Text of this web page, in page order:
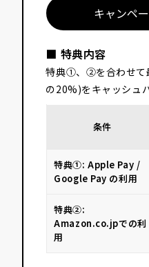
キャンペー
■ 特典内容
特典①、②を合わせて
の20%)をキャッシュ
条件
特典①: Apple Pay /
Google Pay の利用
特典②:
Amazon.co.jpでの利
用